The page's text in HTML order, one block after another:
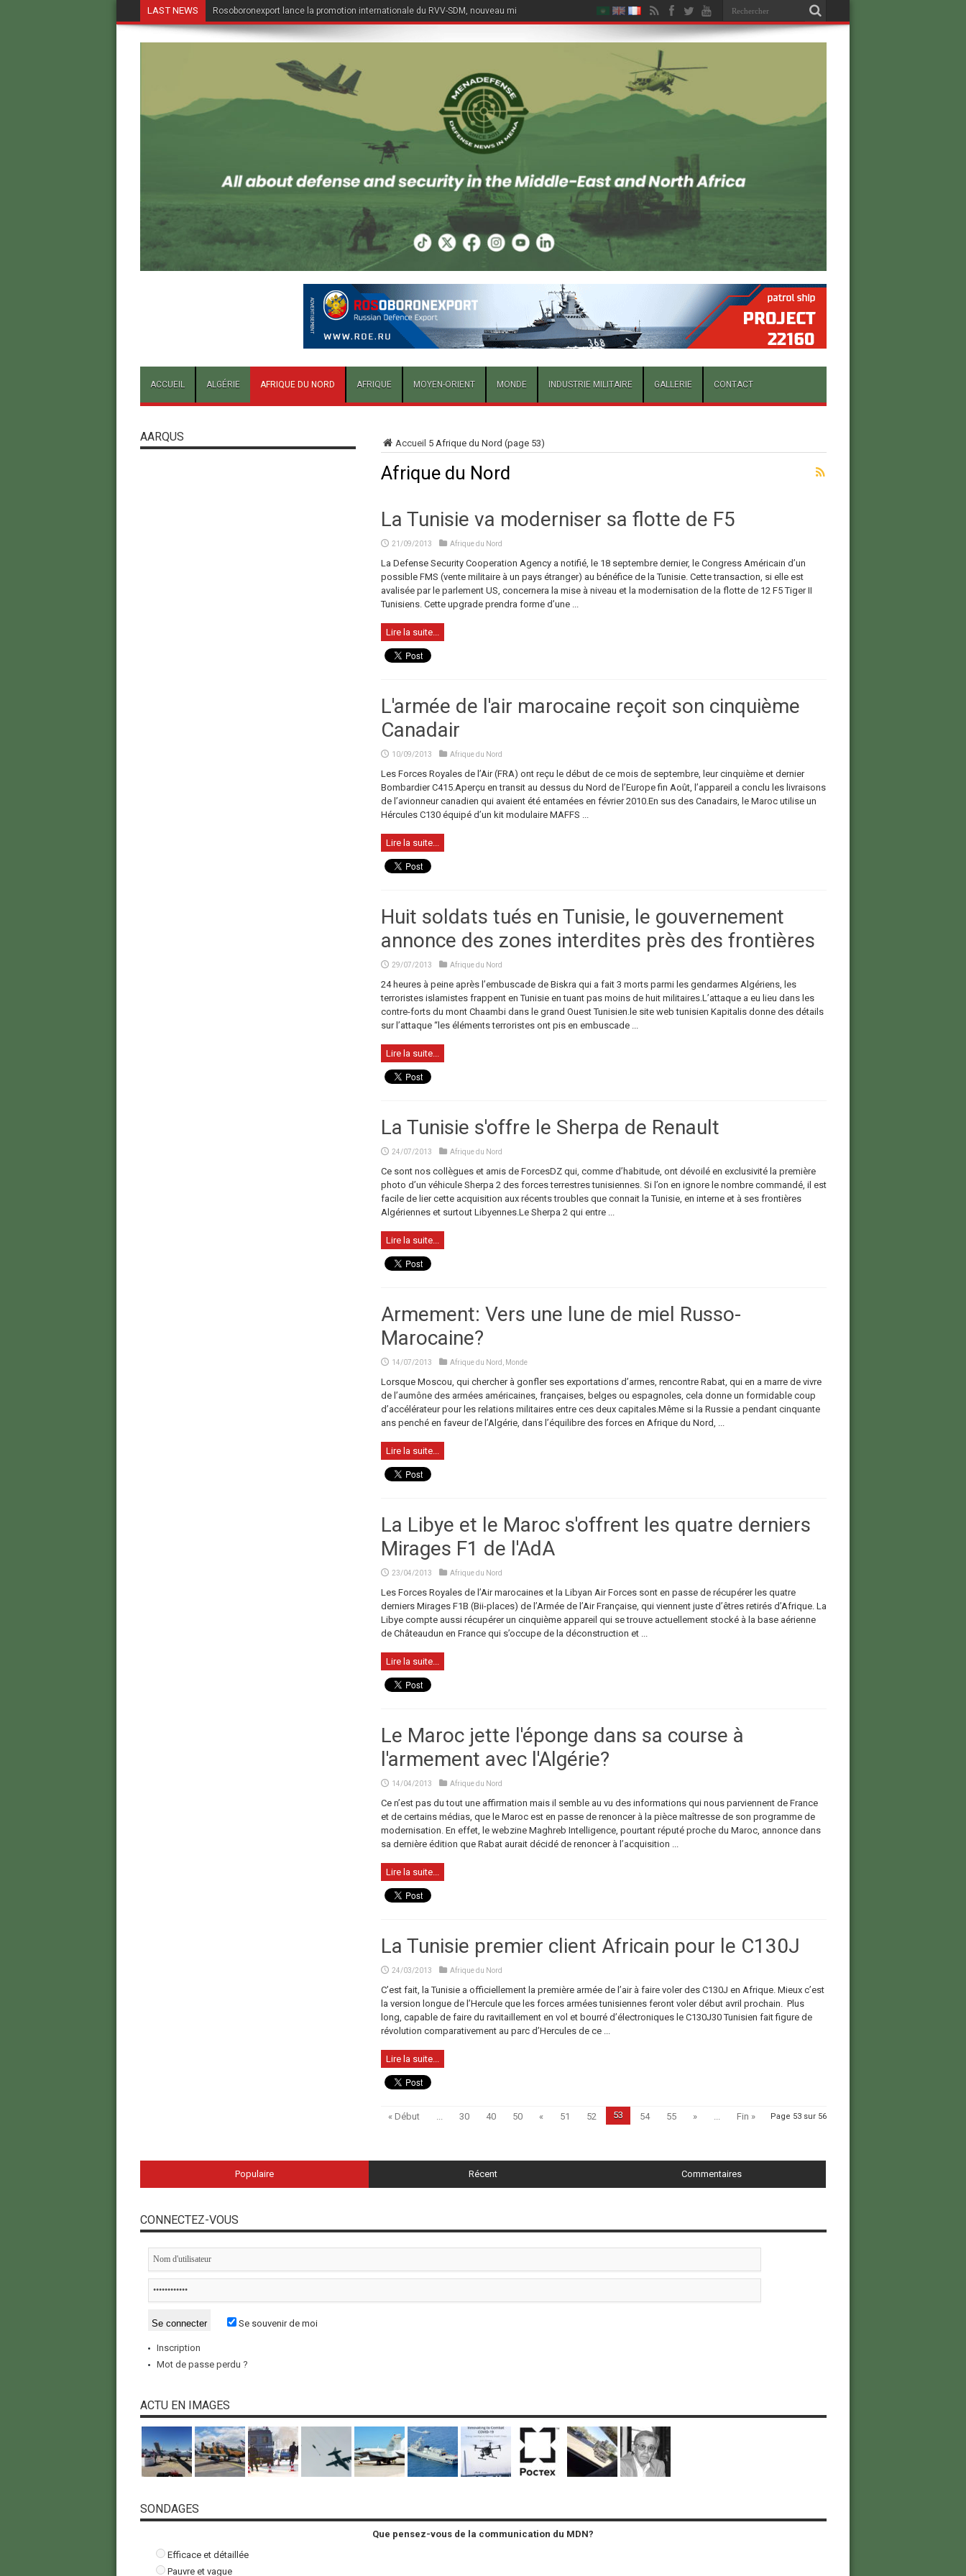
LAST NEWS Rosoboronexport lance la promotion internationale du RVV-SDM, nouveau missile air-air du Su-57E
ACCUEIL ALGÉRIE AFRIQUE DU NORD AFRIQUE MOYEN-ORIENT MONDE INDUSTRIE MILITAIRE GALLERIE CONTACT
Accueil 5 Afrique du Nord (page 53)
Afrique du Nord
La Tunisie va moderniser sa flotte de F5
21/09/2013 Afrique du Nord
La Defense Security Cooperation Agency a notifié, le 18 septembre dernier, le Congress Américain d’un
possible FMS (vente militaire à un pays étranger) au bénéfice de la Tunisie. Cette transaction, si elle est
avalisée par le parlement US, concernera la mise à niveau et la modernisation de la flotte de 12 F5 Tiger II
Tunisiens. Cette upgrade prendra forme d’une ...
Lire la suite...
L'armée de l'air marocaine reçoit son cinquième
Canadair
10/09/2013 Afrique du Nord
Les Forces Royales de l’Air (FRA) ont reçu le début de ce mois de septembre, leur cinquième et dernier
Bombardier C415.Aperçu en transit au dessus du Nord de l’Europe fin Août, l’appareil a conclu les livraisons
de l’avionneur canadien qui avaient été entamées en février 2010.En sus des Canadairs, le Maroc utilise un
Hércules C130 équipé d’un kit modulaire MAFFS ...
Lire la suite...
Huit soldats tués en Tunisie, le gouvernement
annonce des zones interdites près des frontières
29/07/2013 Afrique du Nord
24 heures à peine après l’embuscade de Biskra qui a fait 3 morts parmi les gendarmes Algériens, les
terroristes islamistes frappent en Tunisie en tuant pas moins de huit militaires.L’attaque a eu lieu dans les
contre-forts du mont Chaambi dans le grand Ouest Tunisien.le site web tunisien Kapitalis donne des détails
sur l’attaque “les éléments terroristes ont pis en embuscade ...
Lire la suite...
La Tunisie s'offre le Sherpa de Renault
24/07/2013 Afrique du Nord
Ce sont nos collègues et amis de ForcesDZ qui, comme d’habitude, ont dévoilé en exclusivité la première
photo d’un véhicule Sherpa 2 des forces terrestres tunisiennes. Si l’on en ignore le nombre commandé, il est
facile de lier cette acquisition aux récents troubles que connait la Tunisie, en interne et à ses frontières
Algériennes et surtout Libyennes.Le Sherpa 2 qui entre ...
Lire la suite...
Armement: Vers une lune de miel Russo-
Marocaine?
14/07/2013 Afrique du Nord Monde
Lorsque Moscou, qui chercher à gonfler ses exportations d’armes, rencontre Rabat, qui en a marre de vivre
de l’aumône des armées américaines, françaises, belges ou espagnoles, cela donne un formidable coup
d’accélérateur pour les relations militaires entre ces deux capitales.Même si la Russie a pendant cinquante
ans penché en faveur de l’Algérie, dans l’équilibre des forces en Afrique du Nord, ...
Lire la suite...
La Libye et le Maroc s'offrent les quatre derniers
Mirages F1 de l'AdA
23/04/2013 Afrique du Nord
Les Forces Royales de l’Air marocaines et la Libyan Air Forces sont en passe de récupérer les quatre
derniers Mirages F1B (Bii-places) de l’Armée de l’Air Française, qui viennent juste d’êtres retirés d’Afrique. La
Libye compte aussi récupérer un cinquième appareil qui se trouve actuellement stocké à la base aérienne
de Châteaudun en France qui s’occupe de la déconstruction et ...
Lire la suite...
Le Maroc jette l'éponge dans sa course à
l'armement avec l'Algérie?
14/04/2013 Afrique du Nord
Ce n’est pas du tout une affirmation mais il semble au vu des informations qui nous parviennent de France
et de certains médias, que le Maroc est en passe de renoncer à la pièce maîtresse de son programme de
modernisation. En effet, le webzine Maghreb Intelligence, pourtant réputé proche du Maroc, annonce dans
sa dernière édition que Rabat aurait décidé de renoncer à l’acquisition ...
Lire la suite...
La Tunisie premier client Africain pour le C130J
24/03/2013 Afrique du Nord
C’est fait, la Tunisie a officiellement la première armée de l’air à faire voler des C130J en Afrique. Mieux c’est
la version longue de l’Hercule que les forces armées tunisiennes feront voler début avril prochain. Plus
long, capable de faire du ravitaillement en vol et bourré d’électroniques le C130J30 Tunisien fait figure de
révolution comparativement au parc d’Hercules de ce ...
Lire la suite...
Page 53 sur 56
« Début ... 30 40 50 « 51 52 53 54 55 » ... Fin »
AARQUS
Populaire Récent Commentaires
CONNECTEZ-VOUS
Se souvenir de moi
Inscription
Mot de passe perdu ?
ACTU EN IMAGES
SONDAGES
Que pensez-vous de la communication du MDN?
Efficace et détaillée
Pauvre et vague